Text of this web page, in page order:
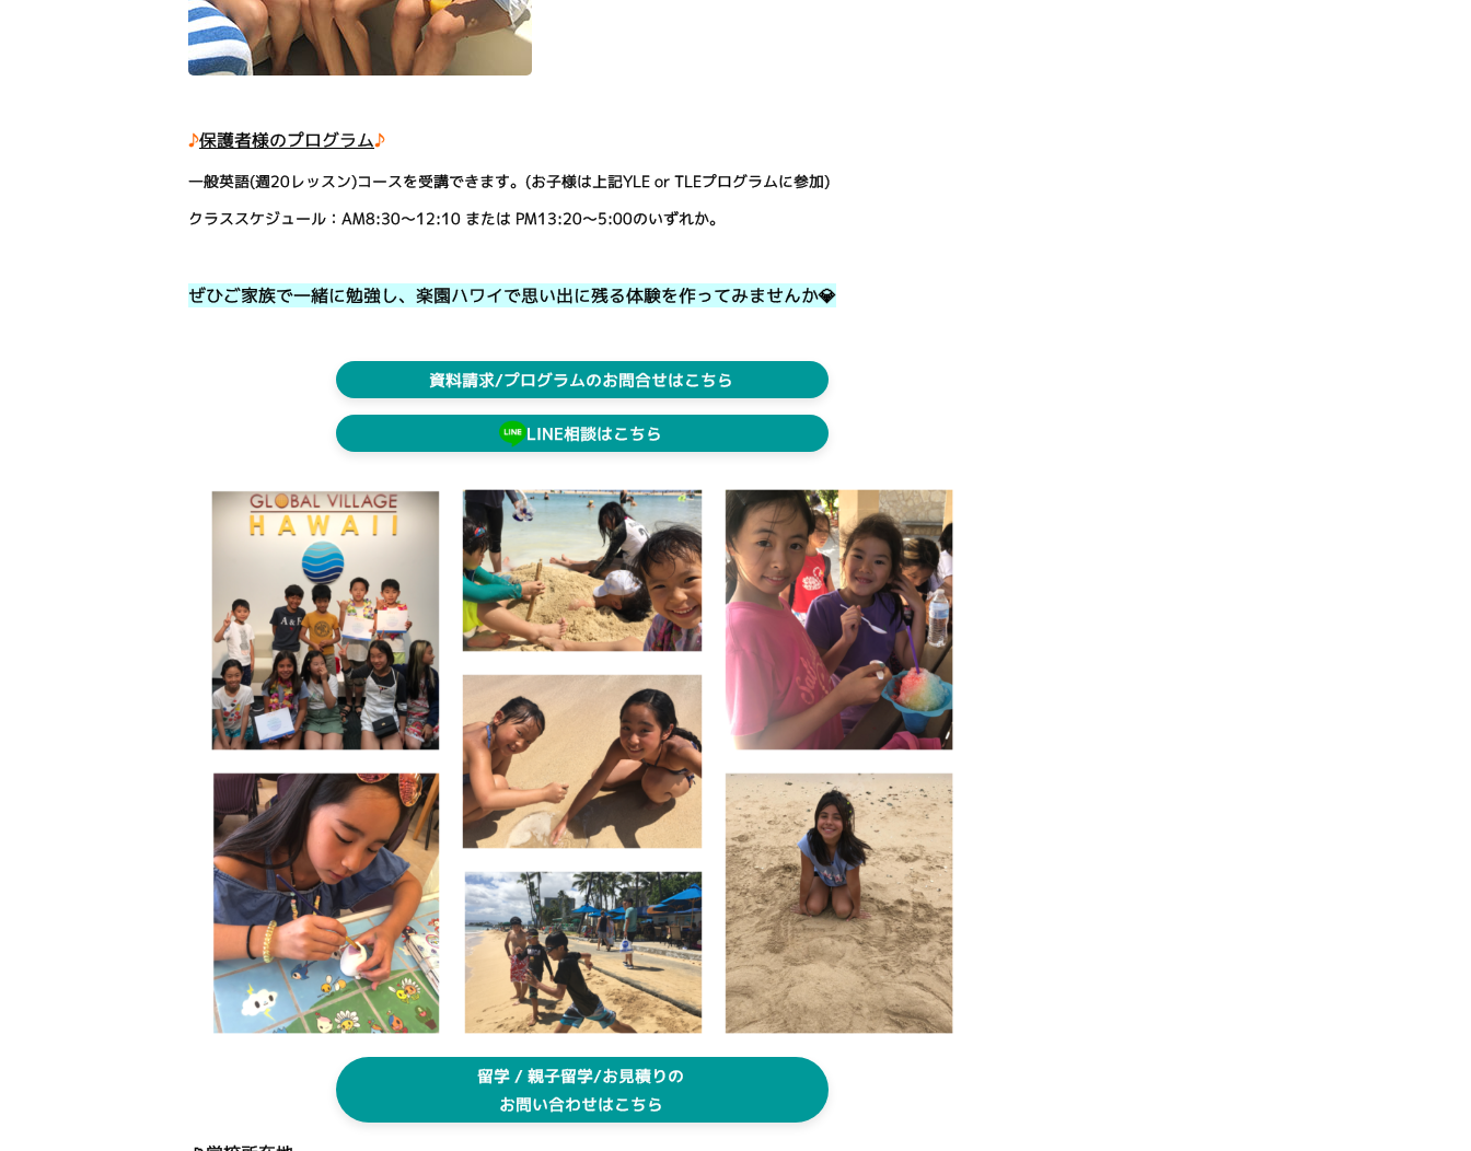
♪保護者様のプログラム♪
一般英語(週20レッスン)コースを受講できます。(お子様は上記YLE or TLEプログラムに参加)
クラススケジュール：AM8:30～12:10 または PM13:20～5:00のいずれか。
ぜひご家族で一緒に勉強し、楽園ハワイで思い出に残る体験を作ってみませんか💎
資料請求/プログラムのお問合せはこちら
LINE相談はこちら
留学 / 親子留学/お見積りの
お問い合わせはこちら